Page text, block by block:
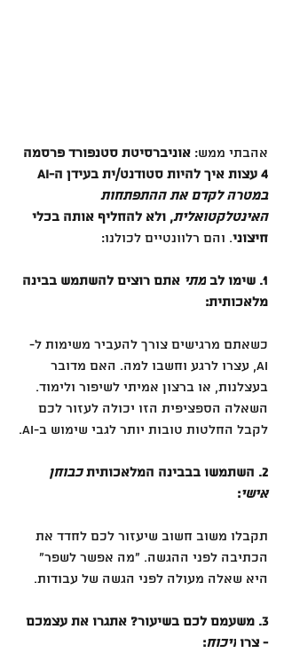
אהבתי ממש: אוניברסיטת סטנפורד פרסמה
4 עצות איך להיות סטודנט/ית בעידן ה-AI
במטרה לקדם את ההתפתחות
האינטלקטואלית, ולא להחליף אותה בכלי
חיצוני. והם רלוונטיים לכולנו:
1. שימו לב מתי אתם רוצים להשתמש בבינה
מלאכותית:
כשאתם מרגישים צורך להעביר משימות ל-
AI, עצרו לרגע וחשבו למה. האם מדובר
בעצלנות, או ברצון אמיתי לשיפור ולימוד.
השאלה הספציפית הזו יכולה לעזור לכם
לקבל החלטות טובות יותר לגבי שימוש ב-AI.
2. השתמשו בבבינה המלאכותית
כבוחן
אישי:
תקבלו משוב חשוב שיעזור לכם לחדד את
הכתיבה לפני ההגשה. ״מה אפשר לשפר״
היא שאלה מעולה לפני הגשה של עבודות.
3. משעמם לכם בשיעור? אתגרו את עצמכם
- צרו ויכוח: